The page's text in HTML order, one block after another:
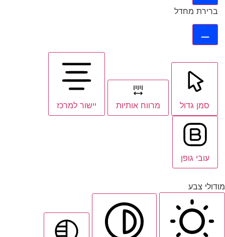
ברירת מחדל
סמן גדול מרווח אותיות יישור למרכז
עובי גופן
מודולי צבע